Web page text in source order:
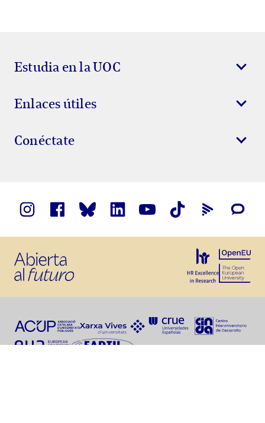
Estudia en la UOC
Enlaces útiles
Conéctate